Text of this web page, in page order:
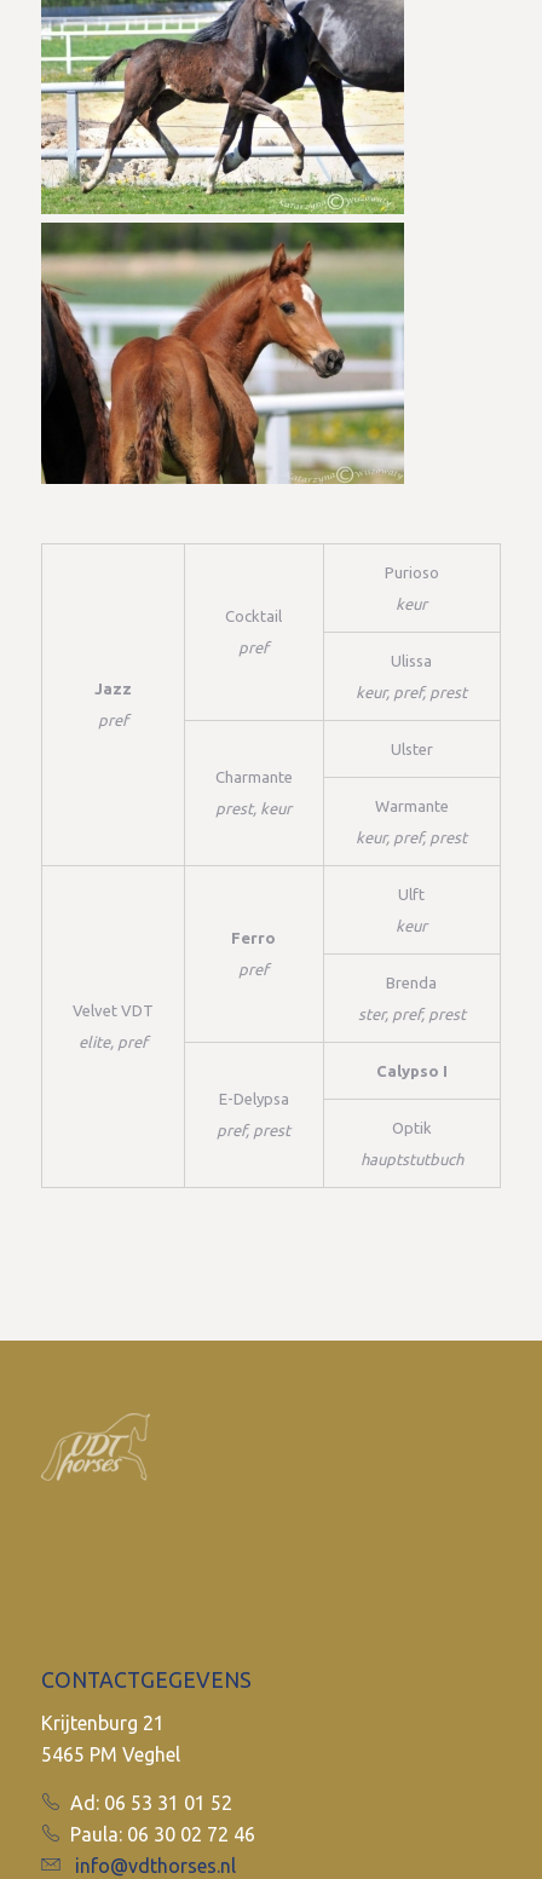
Jazz
pref
Cocktail
pref
Purioso
keur
Ulissa
keur, pref, prest
Charmante
prest, keur
Ulster
Warmante
keur, pref, prest
Velvet VDT
elite, pref
Ferro
pref
Ulft
keur
Brenda
ster, pref, prest
E-Delypsa
pref, prest
Calypso I
Optik
hauptstutbuch
CONTACTGEGEVENS
Krijtenburg 21
5465 PM Veghel
Ad: 06 53 31 01 52
Paula: 06 30 02 72 46
info@vdthorses.nl